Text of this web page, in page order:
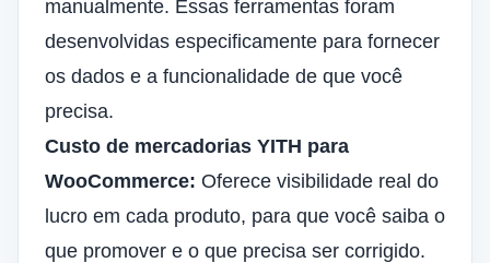
manualmente. Essas ferramentas foram
desenvolvidas especificamente para fornecer
os dados e a funcionalidade de que você
precisa.
Custo de mercadorias YITH para
WooCommerce: Oferece visibilidade real do
lucro em cada produto, para que você saiba o
que promover e o que precisa ser corrigido.